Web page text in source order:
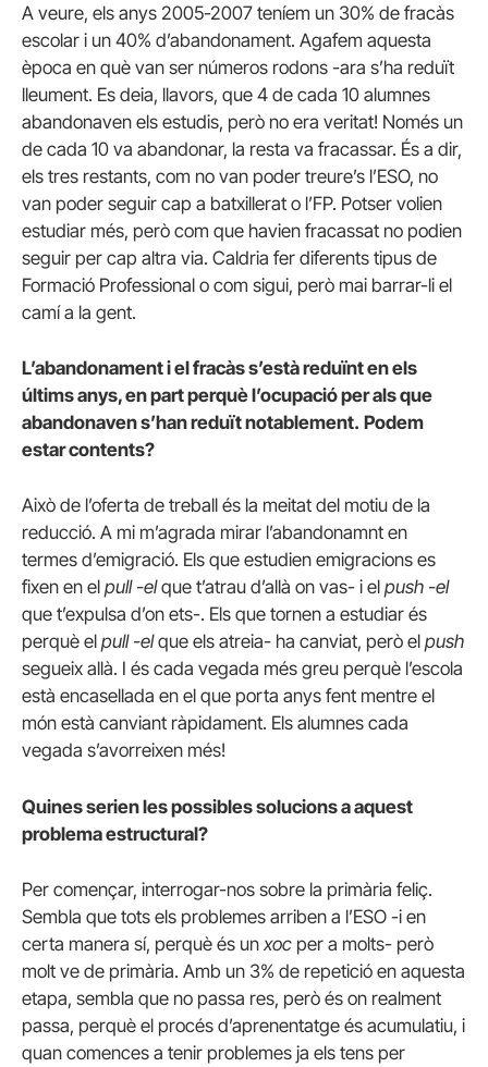
A veure, els anys 2005-2007 teníem un 30% de fracàs
escolar i un 40% d’abandonament. Agafem aquesta
època en què van ser números rodons -ara s’ha reduït
lleument. Es deia, llavors, que 4 de cada 10 alumnes
abandonaven els estudis, però no era veritat! Només un
de cada 10 va abandonar, la resta va fracassar. És a dir,
els tres restants, com no van poder treure’s l’ESO, no
van poder seguir cap a batxillerat o l’FP. Potser volien
estudiar més, però com que havien fracassat no podien
seguir per cap altra via. Caldria fer diferents tipus de
Formació Professional o com sigui, però mai barrar-li el
camí a la gent.
L’abandonament i el fracàs s’està reduïnt en els
últims anys, en part perquè l’ocupació per als que
abandonaven s’han reduït notablement. Podem
estar contents?
Això de l’oferta de treball és la meitat del motiu de la
reducció. A mi m’agrada mirar l’abandonamnt en
termes d’emigració. Els que estudien emigracions es
fixen en el pull -elque t’atrau d’allà on vas- i el push -el
que t’expulsa d’on ets-. Els que tornen a estudiar és
perquè el pull -elque els atreia- ha canviat, però el push
segueix allà. I és cada vegada més greu perquè l’escola
està encasellada en el que porta anys fent mentre el
món està canviant ràpidament. Els alumnes cada
vegada s’avorreixen més!
Quines serien les possibles solucions a aquest
problema estructural?
Per començar, interrogar-nos sobre la primària feliç.
Sembla que tots els problemes arriben a l’ESO -i en
certa manera sí, perquè és un xoc per a molts- però
molt ve de primària. Amb un 3% de repetició en aquesta
etapa, sembla que no passa res, però és on realment
passa, perquè el procés d’aprenentatge és acumulatiu, i
quan comences a tenir problemes ja els tens per